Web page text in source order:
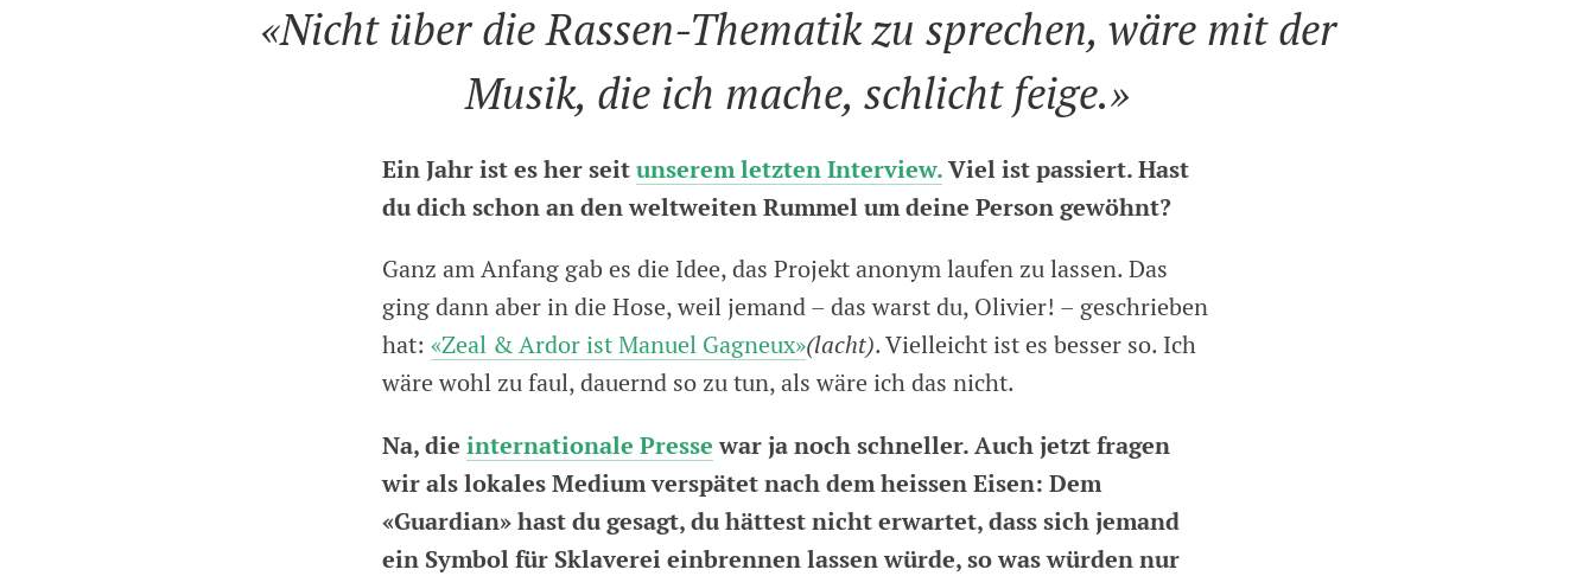
«Nicht über die Rassen-Thematik zu sprechen, wäre mit der
Musik, die ich mache, schlicht feige.»
Ein Jahr ist es her seitunserem letzten Interview.Viel ist passiert. Hast
du dich schon an den weltweiten Rummel um deine Person gewöhnt?
Ganz am Anfang gab es die Idee, das Projekt anonym laufen zu lassen. Das
ging dann aber in die Hose, weil jemand – das warst du, Olivier! – geschrieben
hat: «Zeal & Ardor ist Manuel Gagneux»(lacht). Vielleicht ist es besser so. Ich
wäre wohl zu faul, dauernd so zu tun, als wäre ich das nicht.
Na, die internationale Pressewar ja noch schneller. Auch jetzt fragen
wir als lokales Medium verspätet nach dem heissen Eisen: Dem
«Guardian» hast du gesagt, du hättest nicht erwartet, dass sich jemand
ein Symbol für Sklaverei einbrennen lassen würde, so was würden nur